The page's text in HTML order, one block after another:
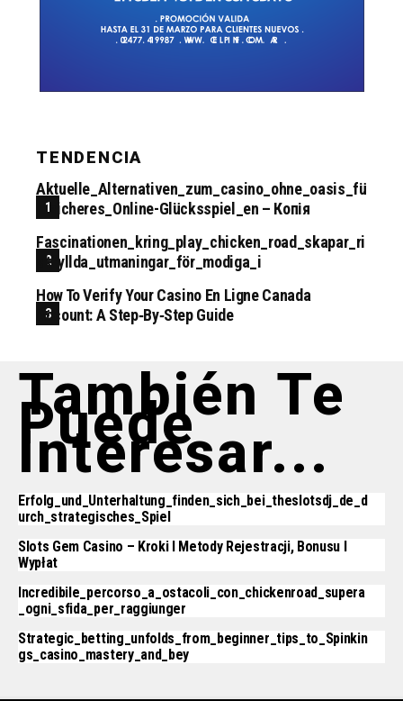
TENDENCIA
Aktuelle_Alternativen_zum_casino_ohne_oasis_fü
R_sicheres_Online-Glücksspiel_en – Копія
Fascinationen_kring_play_chicken_road_skapar_ri
Skfyllda_utmaningar_för_modiga_i
How To Verify Your Casino En Ligne Canada
Account: A Step‑by‑step Guide
También Te
Puede
Interesar...
Erfolg_und_Unterhaltung_finden_sich_bei_theslotsdj_de_d
Urch_strategisches_Spiel
Slots Gem Casino – Kroki I Metody Rejestracji, Bonusu I
Wypłat
Incredibile_percorso_a_ostacoli_con_chickenroad_supera
_ogni_sfida_per_raggiunger
Strategic_betting_unfolds_from_beginner_tips_to_Spinkin
Gs_casino_mastery_and_bey